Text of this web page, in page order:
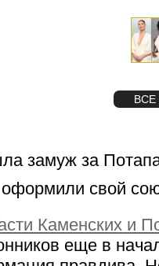
ВСЕ
замуж за
свой
Каменских и
еще в